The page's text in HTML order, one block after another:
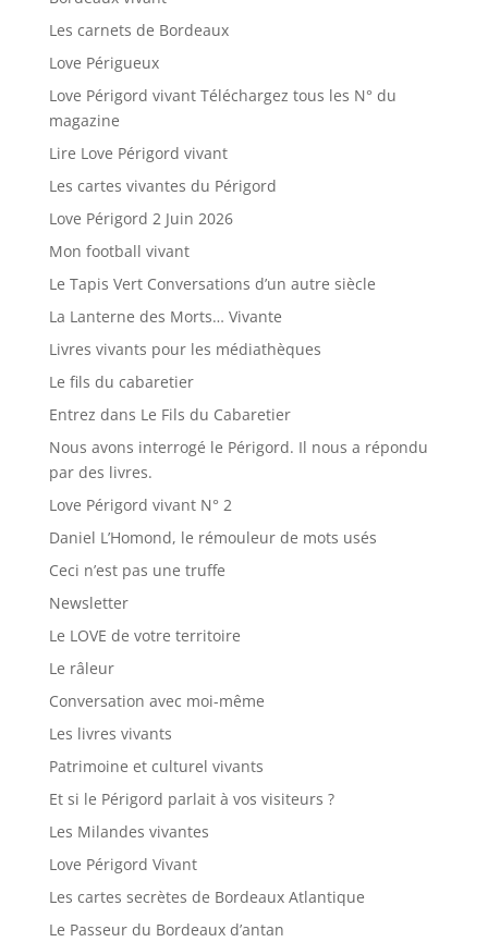
Les carnets de Bordeaux
Love Périgueux
Love Périgord vivant Téléchargez tous les N° du
magazine
Lire Love Périgord vivant
Les cartes vivantes du Périgord
Love Périgord 2 Juin 2026
Mon football vivant
Le Tapis Vert Conversations d’un autre siècle
La Lanterne des Morts… Vivante
Livres vivants pour les médiathèques
Le fils du cabaretier
Entrez dans Le Fils du Cabaretier
Nous avons interrogé le Périgord. Il nous a répondu
par des livres.
Love Périgord vivant N° 2
Daniel L’Homond, le rémouleur de mots usés
Ceci n’est pas une truffe
Newsletter
Le LOVE de votre territoire
Le râleur
Conversation avec moi-même
Les livres vivants
Patrimoine et culturel vivants
Et si le Périgord parlait à vos visiteurs ?
Les Milandes vivantes
Love Périgord Vivant
Les cartes secrètes de Bordeaux Atlantique
Le Passeur du Bordeaux d’antan